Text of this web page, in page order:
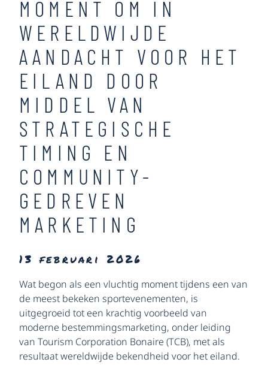
MOMENT OM IN
WERELDWIJDE
AANDACHT VOOR HET
EILAND DOOR
MIDDEL VAN
STRATEGISCHE
TIMING EN
COMMUNITY-
GEDREVEN
MARKETING
13 februari 2026
Wat begon als een vluchtig moment tijdens een van
de meest bekeken sportevenementen, is
uitgegroeid tot een krachtig voorbeeld van
moderne bestemmingsmarketing, onder leiding
van Tourism Corporation Bonaire (TCB), met als
resultaat wereldwijde bekendheid voor het eiland.